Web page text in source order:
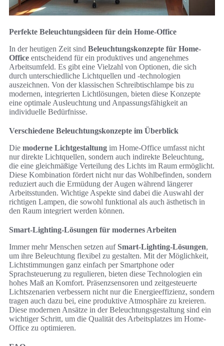
Perfekte Beleuchtungsideen für dein Home-Office
In der heutigen Zeit sind Beleuchtungskonzepte für Home-
Office entscheidend für ein produktives und angenehmes
Arbeitsumfeld. Es gibt eine Vielzahl von Optionen, die sich
durch unterschiedliche Lichtquellen und -technologien
auszeichnen. Von der klassischen Schreibtischlampe bis zu
modernen, integrierten Lichtlösungen, bieten diese Konzepte
eine optimale Ausleuchtung und Anpassungsfähigkeit an
individuelle Bedürfnisse.
Verschiedene Beleuchtungskonzepte im Überblick
Die moderne Lichtgestaltung im Home-Office umfasst nicht
nur direkte Lichtquellen, sondern auch indirekte Beleuchtung,
die eine gleichmäßige Verteilung des Lichts im Raum ermöglicht.
Diese Kombination fördert nicht nur das Wohlbefinden, sondern
reduziert auch die Ermüdung der Augen während längerer
Arbeitsstunden. Wichtige Aspekte sind dabei die Auswahl der
richtigen Lampen, die sowohl funktional als auch ästhetisch in
den Raum integriert werden können.
Smart-Lighting-Lösungen für modernes Arbeiten
Immer mehr Menschen setzen aufSmart-Lighting-Lösungen,
um ihre Beleuchtung flexibel zu gestalten. Mit der Möglichkeit,
Lichtstimmungen ganz einfach per Smartphone oder
Sprachsteuerung zu regulieren, bieten diese Technologien ein
hohes Maß an Komfort. Präsenzsensoren und zeitgesteuerte
Lichtszenarien verbessern nicht nur die Energieeffizienz, sondern
tragen auch dazu bei, eine produktive Atmosphäre zu kreieren.
Diese modernen Ansätze in der Beleuchtungsgestaltung sind ein
wichtiger Schritt, um die Qualität des Arbeitsplatzes im Home-
Office zu optimieren.